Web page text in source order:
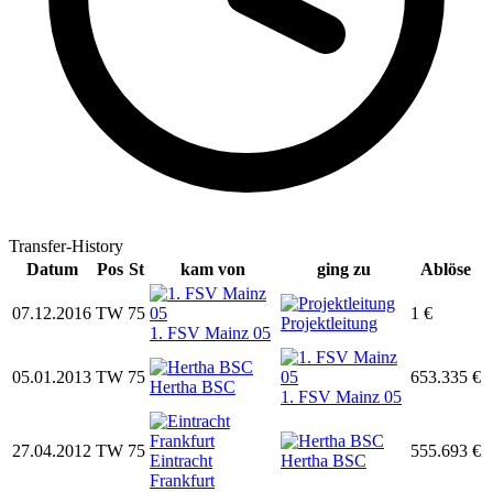
Transfer-History
Datum
Pos St kam von ging zu Ablöse
07.12.2016 TW 75
1. FSV Mainz 05
Projektleitung
1 €
05.01.2013 TW 75
Hertha BSC
1. FSV Mainz 05
653.335 €
27.04.2012 TW 75
Eintracht
Frankfurt
Hertha BSC
555.693 €